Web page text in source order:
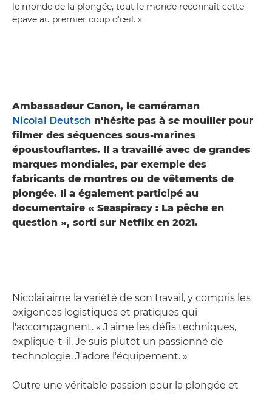
le monde de la plongée, tout le monde reconnaît cette
épave au premier coup d'œil. »
Ambassadeur Canon, le caméraman
Nicolai Deutsch n'hésite pas à se mouiller pour
filmer des séquences sous-marines
époustouflantes. Il a travaillé avec de grandes
marques mondiales, par exemple des
fabricants de montres ou de vêtements de
plongée. Il a également participé au
documentaire « Seaspiracy : La pêche en
question », sorti sur Netflix en 2021.
Nicolai aime la variété de son travail, y compris les
exigences logistiques et pratiques qui
l'accompagnent. « J'aime les défis techniques,
explique-t-il. Je suis plutôt un passionné de
technologie. J'adore l'équipement. »
Outre une véritable passion pour la plongée et